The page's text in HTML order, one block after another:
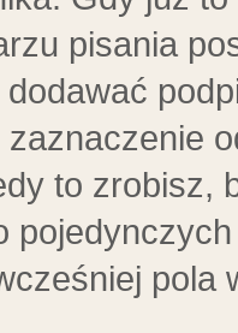
pisania
to zrobisz,
pola